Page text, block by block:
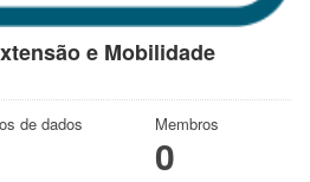
e Mobilidade
de dados Membros
0